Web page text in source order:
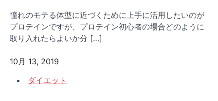
憧れのモテる体型に近づくために上手に活用したいのが
プロテインですが、プロテイン初心者の場合どのように
取り入れたらよいか分 […]
10月 13, 2019
ダイエット